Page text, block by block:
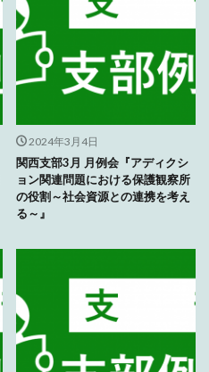
2024年3月4日
関西支部3月 月例会『アディクシ
ョン関連問題における保護観察所
の役割～社会資源との連携を考え
る～』